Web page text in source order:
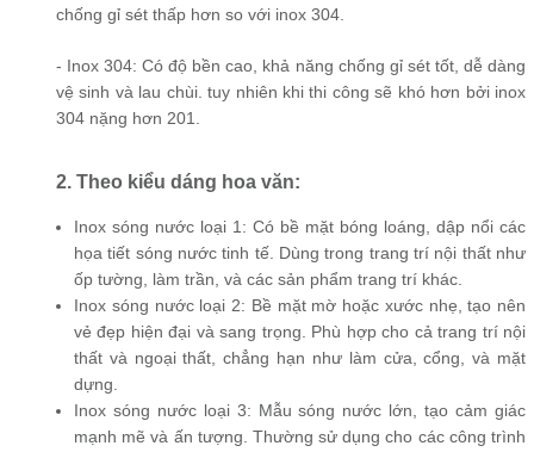
chống gỉ sét thấp hơn so với inox 304.
- Inox 304: Có độ bền cao, khả năng chống gỉ sét tốt, dễ dàng
vệ sinh và lau chùi. tuy nhiên khi thi công sẽ khó hơn bởi inox
304 nặng hơn 201.
2. Theo kiểu dáng hoa văn:
Inox sóng nước loại 1: Có bề mặt bóng loáng, dập nổi các
họa tiết sóng nước tinh tế. Dùng trong trang trí nội thất như
ốp tường, làm trần, và các sản phẩm trang trí khác.
Inox sóng nước loại 2: Bề mặt mờ hoặc xước nhẹ, tạo nên
vẻ đẹp hiện đại và sang trọng. Phù hợp cho cả trang trí nội
thất và ngoại thất, chẳng hạn như làm cửa, cổng, và mặt
dựng.
Inox sóng nước loại 3: Mẫu sóng nước lớn, tạo cảm giác
mạnh mẽ và ấn tượng. Thường sử dụng cho các công trình